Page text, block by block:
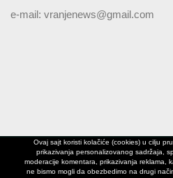
e-mail: vranjenews@gmail.com
Copyright © 2026
All rights
Ovaj sajt koristi kolačiće (cookies) u cilju
prikazivanja personalizovanog sadržaja,
moderacije komentara, prikazivanja reklama,
ne bismo mogli da obezbedimo na drugi